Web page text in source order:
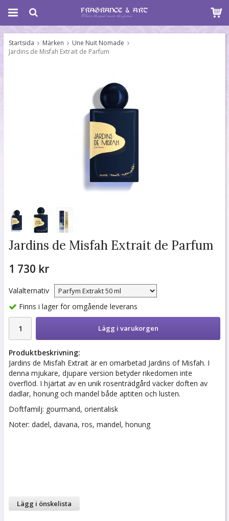
Startsida Märken
Une Nuit Nomade
Jardins de Misfah Extrait de Parfum
Jardins de Misfah Extrait de Parfum
1 730 kr
Valalternativ
Finns i lager för omgående leverans
Lägg i varukorgen
Produktbeskrivning:
Jardins de Misfah Extrait är en omarbetad Jardins of Misfah. I
denna mjukare, djupare version betyder rikedomen inte
överflöd. I hjärtat av en unik rosenträdgård väcker doften av
dadlar, honung och mandel både aptiten och lusten.
Doftfamilj: gourmand, orientalisk
Noter: dadel, davana, ros, mandel, honung
Lägg i önskelista